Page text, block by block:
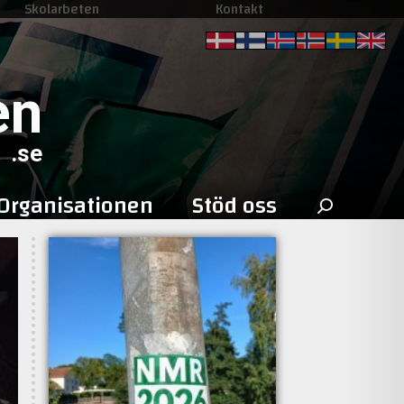
Skolarbeten Kontakt
.se
Stöd oss Sök
efter: